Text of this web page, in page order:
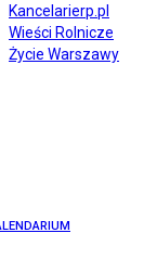
Kancelarierp.pl
Wieści Rolnicze
Życie Warszawy